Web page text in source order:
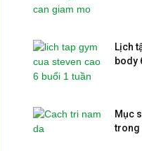
Lịch
body
Mục
trong